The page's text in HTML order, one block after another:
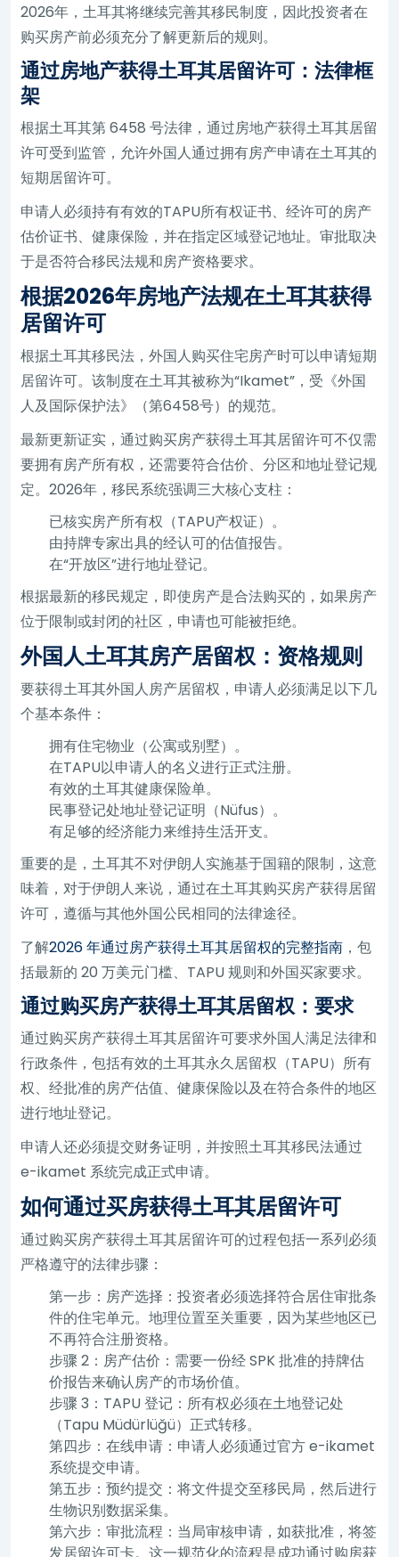
2026年，土耳其将继续完善其移民制度，因此投资者在
购买房产前必须充分了解更新后的规则。
通过房地产获得土耳其居留许可：法律框
架
根据土耳其第 6458 号法律，通过房地产获得土耳其居留
许可受到监管，允许外国人通过拥有房产申请在土耳其的
短期居留许可。
申请人必须持有有效的TAPU所有权证书、经许可的房产
估价证书、健康保险，并在指定区域登记地址。审批取决
于是否符合移民法规和房产资格要求。
根据2026年房地产法规在土耳其获得
居留许可
根据土耳其移民法，外国人购买住宅房产时可以申请短期
居留许可。该制度在土耳其被称为“Ikamet”，受《外国
人及国际保护法》（第6458号）的规范。
最新更新证实，通过购买房产获得土耳其居留许可不仅需
要拥有房产所有权，还需要符合估价、分区和地址登记规
定。2026年，移民系统强调三大核心支柱：
已核实房产所有权（TAPU产权证）。
由持牌专家出具的经认可的估值报告。
在“开放区”进行地址登记。
根据最新的移民规定，即使房产是合法购买的，如果房产
位于限制或封闭的社区，申请也可能被拒绝。
外国人土耳其房产居留权：资格规则
要获得土耳其外国人房产居留权，申请人必须满足以下几
个基本条件：
拥有住宅物业（公寓或别墅）。
在TAPU以申请人的名义进行正式注册。
有效的土耳其健康保险单。
民事登记处地址登记证明（Nüfus）。
有足够的经济能力来维持生活开支。
重要的是，土耳其不对伊朗人实施基于国籍的限制，这意
味着，对于伊朗人来说，通过在土耳其购买房产获得居留
许可，遵循与其他外国公民相同的法律途径。
了解2026 年通过房产获得土耳其居留权的完整指南 ，包
括最新的 20 万美元门槛、TAPU 规则和外国买家要求。
通过购买房产获得土耳其居留权：要求
通过购买房产获得土耳其居留许可要求外国人满足法律和
行政条件，包括有效的土耳其永久居留权（TAPU）所有
权、经批准的房产估值、健康保险以及在符合条件的地区
进行地址登记。
申请人还必须提交财务证明，并按照土耳其移民法通过
e-ikamet 系统完成正式申请。
如何通过买房获得土耳其居留许可
通过购买房产获得土耳其居留许可的过程包括一系列必须
严格遵守的法律步骤：
第一步：房产选择：投资者必须选择符合居住审批条
件的住宅单元。地理位置至关重要，因为某些地区已
不再符合注册资格。
步骤 2：房产估价：需要一份经 SPK 批准的持牌估
价报告来确认房产的市场价值。
步骤 3：TAPU 登记：所有权必须在土地登记处
（Tapu Müdürlüğü）正式转移。
第四步：在线申请：申请人必须通过官方 e-ikamet
系统提交申请。
第五步：预约提交：将文件提交至移民局，然后进行
生物识别数据采集。
第六步：审批流程：当局审核申请，如获批准，将签
发居留许可卡。这一规范化的流程是成功通过购房获